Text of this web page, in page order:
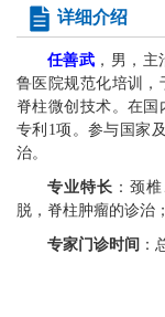
详细介绍
任善武 ，男，
鲁医院规范化培训，
脊柱微创技术。在
专利1项。参与国家
治。
专业特长 ：颈
脱，脊柱肿瘤的诊治
专家门诊时间 ：